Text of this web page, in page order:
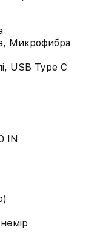
Микрофибра
USB Type C
IN